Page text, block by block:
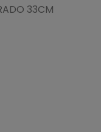
33CM